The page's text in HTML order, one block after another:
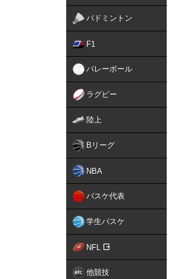
バドミントン
F1
バレーボール
ラグビー
陸上
Bリーグ
NBA
バスケ代表
学生バスケ
NFL
他競技